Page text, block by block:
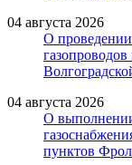
04 августа 2026
О
04 августа 2026
О
пунктов